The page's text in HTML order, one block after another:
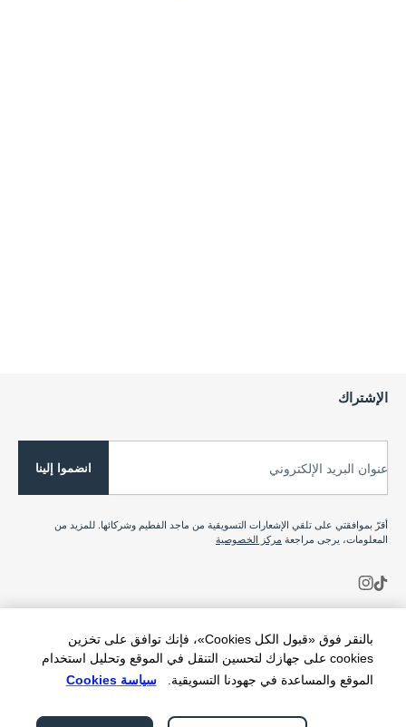
بالنقر فوق «قبول الكل Cookies»، فإنك توافق على تخزين
cookies على جهازك لتحسين التنقل في الموقع وتحليل استخدام
الموقع والمساعدة في جهودنا التسويقية.
سياسة Cookies
الإشتراك
عنوان البريد الإلكتروني انضموا إلينا
أقرّ بموافقتي على تلقي الإشعارات التسويقية من ماجد الفطيم وشركائها. للمزيد من
المعلومات، يرجى مراجعة مركز الخصوصية